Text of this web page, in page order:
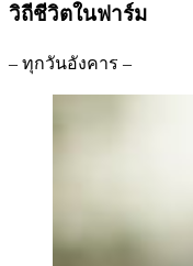
วิถีชีวิตในฟาร์ม
– ทุกวันอังคาร –